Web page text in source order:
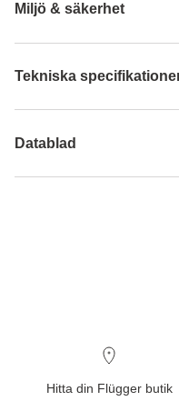
Miljö & säkerhet
Tekniska
Datablad
Hitta din Flügger butik